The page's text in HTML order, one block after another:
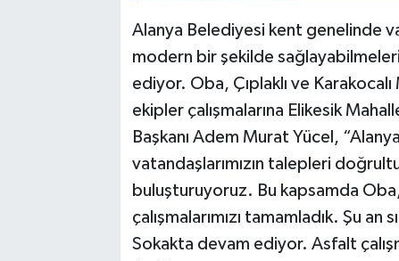
Alanya Belediyesi kent genelinde
modern bir şekilde sağlayabilmeleri
ediyor. Oba, Çıplaklı ve Karakocalı
ekipler çalışmalarına Elikesik
Başkanı Adem Murat Yücel,
vatandaşlarımızın talepleri
buluşturuyoruz. Bu kapsamda
çalışmalarımızı tamamladık. Şu
Sokakta devam ediyor. Asfalt